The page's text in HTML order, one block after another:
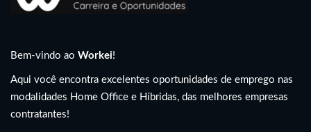
Bem-vindo ao Workei!
Aqui você encontra excelentes oportunidades de emprego nas
modalidades Home Office e Híbridas, das melhores empresas
contratantes!